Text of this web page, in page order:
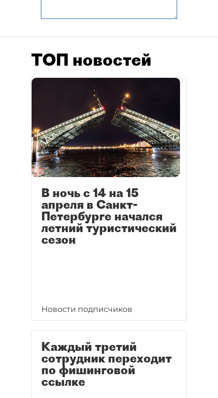
ТОП новостей
В ночь с 14 на 15
апреля в Санкт-
Петербурге начался
летний туристический
сезон
Новости подписчиков
Каждый третий
сотрудник переходит
по фишинговой
ссылке